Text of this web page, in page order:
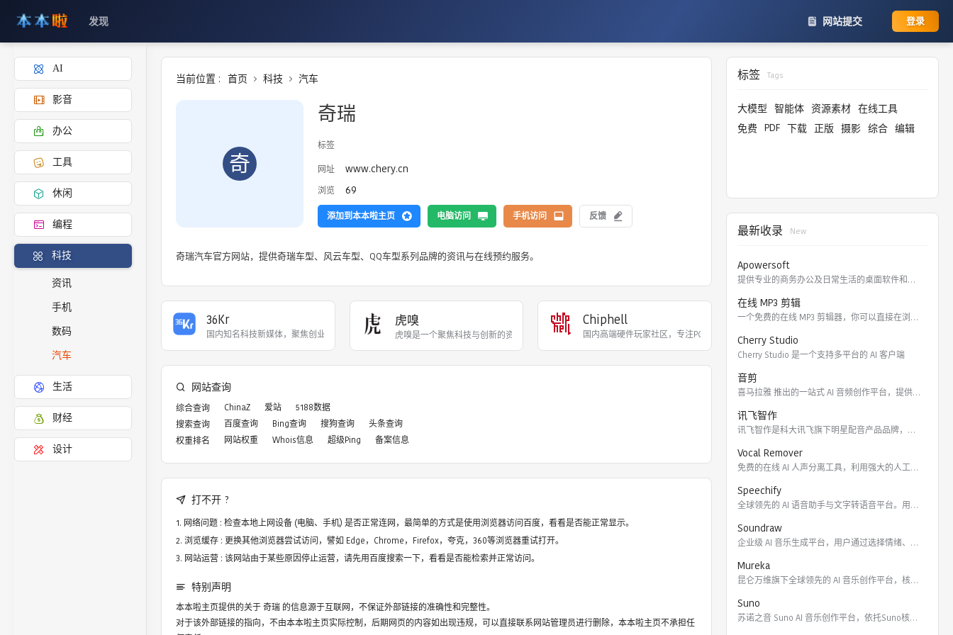
发现 网站提交 登录
AI
影音
办公
工具
休闲
编程
科技
资讯
手机
数码
汽车
生活
财经
设计
当前位置 : 首页 科技 汽车
奇
奇瑞
标签
网址
www.chery.cn
浏览 69
添加到本本啦主页 电脑访问 手机访问 反馈
奇瑞汽车官方网站，提供奇瑞车型、风云车型、QQ车型系列品牌的资讯与在线预约服务。
36Kr
国内知名科技新媒体，聚焦创业投资与新经济领域，提供
虎嗅
虎嗅是一个聚焦科技与创新的资讯平台，致力于为一切热
Chiphell
国内高端硬件玩家社区，专注PC硬件、数码产品及摄影
网站查询
综合查询 ChinaZ 爱站
5188数据
搜索查询
百度查询 Bing查询 搜狗查询
头条查询
权重排名
网站权重 Whois信息 超级Ping 备案信息
打不开 ?
网络问题 : 检查本地上网设备 (电脑、手机) 是否正常连网，最简单的方式是使用浏览器访问百度，看看是否能正常显示。
浏览缓存 : 更换其他浏览器尝试访问，譬如 Edge，Chrome，Firefox，夸克，360等浏览器重试打开。
网站运营 : 该网站由于某些原因停止运营，请先用百度搜索一下，看看是否能检索并正常访问。
特别声明
本本啦主页提供的关于奇瑞的信息源于互联网，不保证外部链接的准确性和完整性。
对于该外部链接的指向，不由本本啦主页实际控制，后期网页的内容如出现违规，可以直接联系网站管理员进行删除，本本啦主页不承担任
标签 Tags
大模型 智能体 资源素材 在线工具
免费 PDF 下载 正版 摄影 综合 编辑
最新收录 New
Apowersoft
提供专业的商务办公及日常生活的桌面软件和在线应用。 软件涵盖
在线 MP3 剪辑
一个免费的在线 MP3 剪辑器，你可以直接在浏览器里剪切，裁
Cherry Studio
Cherry Studio 是一个支持多平台的 AI 客户端
音剪
喜马拉雅 推出的一站式 AI 音频创作平台，提供云端协作、3
讯飞智作
讯飞智作是科大讯飞旗下明星配音产品品牌，提供合成配音软件、真
Vocal Remover
免费的在线 AI 人声分离工具，利用强大的人工智能算法将歌曲
Speechify
全球领先的 AI 语音助手与文字转语音平台。用户可通过 Ch
Soundraw
企业级 AI 音乐生成平台，用户通过选择情绪、流派、乐器及长
Mureka
昆仑万维旗下全球领先的 AI 音乐创作平台，核心模型包括全球
Suno
苏诺之音 Suno AI 音乐创作平台，依托Suno核心模型